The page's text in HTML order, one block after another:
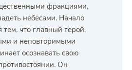
фракциями,
небесами. Начало
тем, что главный герой,
и неповторимыми
осознавать свою
Он